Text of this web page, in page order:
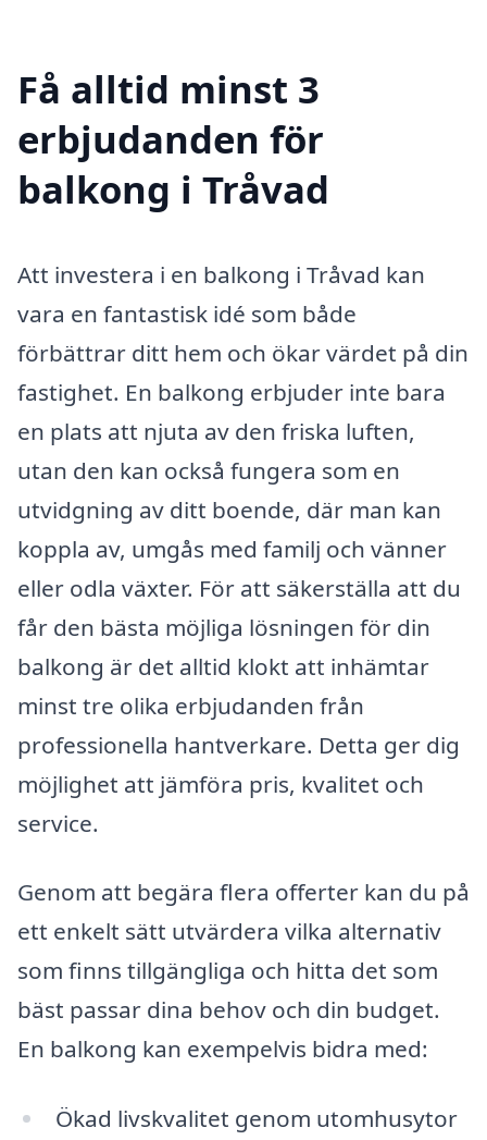
Få alltid minst 3
erbjudanden för
balkong i Tråvad
Att investera i en balkong i Tråvad kan
vara en fantastisk idé som både
förbättrar ditt hem och ökar värdet på din
fastighet. En balkong erbjuder inte bara
en plats att njuta av den friska luften,
utan den kan också fungera som en
utvidgning av ditt boende, där man kan
koppla av, umgås med familj och vänner
eller odla växter. För att säkerställa att du
får den bästa möjliga lösningen för din
balkong är det alltid klokt att inhämtar
minst tre olika erbjudanden från
professionella hantverkare. Detta ger dig
möjlighet att jämföra pris, kvalitet och
service.
Genom att begära flera offerter kan du på
ett enkelt sätt utvärdera vilka alternativ
som finns tillgängliga och hitta det som
bäst passar dina behov och din budget.
En balkong kan exempelvis bidra med:
Ökad livskvalitet genom utomhusytor